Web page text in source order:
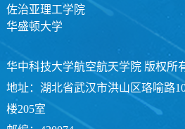
佐治亚理工学院
华盛顿大学
华中科技大学航空航天学院 版权
地址：湖北省武汉市洪山区珞喻路
楼205室